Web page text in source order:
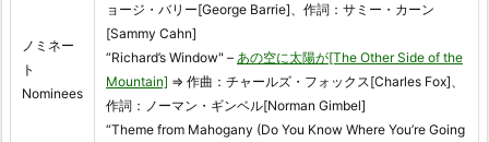
ノミネー
ト
Nominees
ョージ・バリー[George Barrie]、作詞：サミー・カーン
[Sammy Cahn]
“Richard’s Window" – あの空に太陽が[The Other Side of the
Mountain] ⇒ 作曲：チャールズ・フォックス[Charles Fox]、
作詞：ノーマン・ギンベル[Norman Gimbel]
“Theme from Mahogany (Do You Know Where You’re Going